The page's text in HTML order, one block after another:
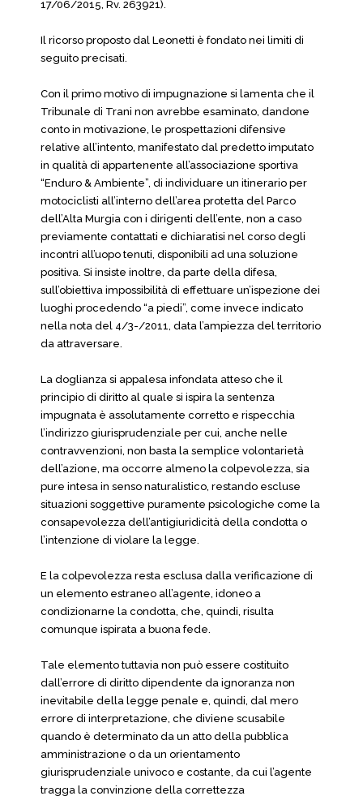
17/06/2015, Rv. 263921).
Il ricorso proposto dal Leonetti è fondato nei limiti di
seguito precisati.
Con il primo motivo di impugnazione si lamenta che il
Tribunale di Trani non avrebbe esaminato, dandone
conto in motivazione, le prospettazioni difensive
relative all’intento, manifestato dal predetto imputato
in qualità di appartenente all’associazione sportiva
“Enduro & Ambiente”, di individuare un itinerario per
motociclisti all’interno dell’area protetta del Parco
dell’Alta Murgia con i dirigenti dell’ente, non a caso
previamente contattati e dichiaratisi nel corso degli
incontri all’uopo tenuti, disponibili ad una soluzione
positiva. Si insiste inoltre, da parte della difesa,
sull’obiettiva impossibilità di effettuare un’ispezione dei
luoghi procedendo “a piedi”, come invece indicato
nella nota del 4/3-/2011, data l’ampiezza del territorio
da attraversare.
La doglianza si appalesa infondata atteso che il
principio di diritto al quale si ispira la sentenza
impugnata è assolutamente corretto e rispecchia
l’indirizzo giurisprudenziale per cui, anche nelle
contravvenzioni, non basta la semplice volontarietà
dell’azione, ma occorre almeno la colpevolezza, sia
pure intesa in senso naturalistico, restando escluse
situazioni soggettive puramente psicologiche come la
consapevolezza dell’antigiuridicità della condotta o
l’intenzione di violare la legge.
E la colpevolezza resta esclusa dalla verificazione di
un elemento estraneo all’agente, idoneo a
condizionarne la condotta, che, quindi, risulta
comunque ispirata a buona fede.
Tale elemento tuttavia non può essere costituito
dall’errore di diritto dipendente da ignoranza non
inevitabile della legge penale e, quindi, dal mero
errore di interpretazione, che diviene scusabile
quando è determinato da un atto della pubblica
amministrazione o da un orientamento
giurisprudenziale univoco e costante, da cui l’agente
tragga la convinzione della correttezza